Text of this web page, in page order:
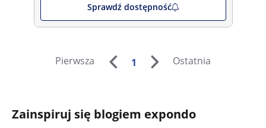
Sprawdź dostępność
Pierwsza 1 Ostatnia
Zainspiruj się blogiem expondo